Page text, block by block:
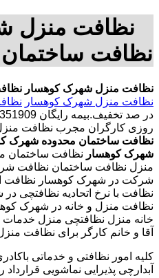
نظافت منزل
نظافت
نظافت منزل شهرک کوهسار
نظافت منزل شهرک کوهسار
روزی کارگران مجرب نظافت
نظافت ساختمان محدوده شهرک
شهرک کوهسار نظافت ساختمان
منزل نظافت ساختمان نظافت
شرکت در شهرک کوهسار نظافت
نظافت با نرخ اتحادیه نظافتچی
نظافت منزل و خانه در شهرک
خانه منزل نظافتچی منزل
آقا و خانم کارگر برای نظافت
کلیه امور نظافتی و خدماتی
آبدارچی پذیرایی نماشویی